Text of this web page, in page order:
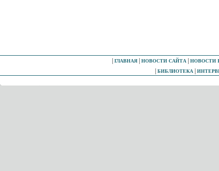
ГЛАВНАЯ| НОВОСТИ САЙТА| НОВОСТИ
БИБЛИОТЕКА|